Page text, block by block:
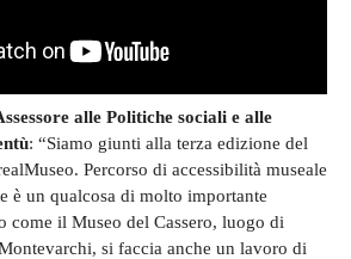
alle Politiche sociali e alle
: “Siamo giunti alla terza edizione del
Percorso di accessibilità museale
è un qualcosa di molto importante
come il Museo del Cassero, luogo di
si faccia anche un lavoro di